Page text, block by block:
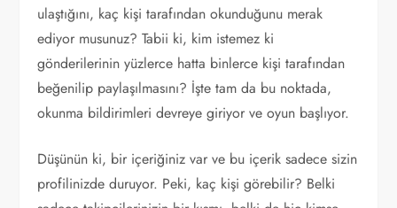
ulaştığını, kaç kişi tarafından okunduğunu merak
ediyor musunuz? Tabii ki, kim istemez ki
gönderilerinin yüzlerce hatta binlerce kişi tarafından
beğenilip paylaşılmasını? İşte tam da bu noktada,
okunma bildirimleri devreye giriyor ve oyun başlıyor.
Düşünün ki, bir içeriğiniz var ve bu içerik sadece sizin
profilinizde duruyor. Peki, kaç kişi görebilir? Belki